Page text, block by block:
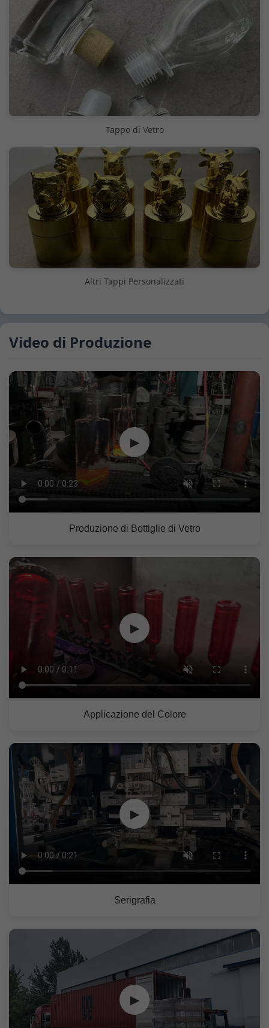
Tappo di Vetro
Altri Tappi Personalizzati
Video di Produzione
▶
Produzione di Bottiglie di Vetro
▶
Applicazione del Colore
▶
Serigrafia
▶